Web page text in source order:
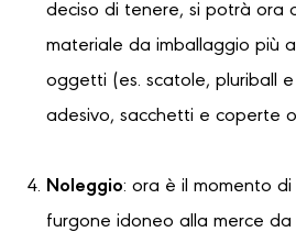
deciso di tenere, si potrà ora
materiale da imballaggio più
oggetti (es. scatole, pluriball
adesivo, sacchetti e coperte
Noleggio: ora è il momento
furgone idoneo alla merce